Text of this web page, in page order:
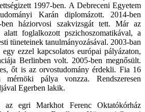
1997-ben. A Debreceni Egyetem
Karán diplomázott. 2014-ben
ben háziorvosi szakvizsgát tett. Már az
alatt foglalkozott pszichoszomatikával, a
tüneteinek tanulmányozásával. 2003-ban
ezzel kapcsolatos európai pályázaton,
Berlinben volt. 2005-ben megnősült.
őt is az orvostudomány érdekli. Fia 16
pálya vonzza. Rendszeresen
Egerben lakik.
egri Markhot Ferenc Oktatókórház